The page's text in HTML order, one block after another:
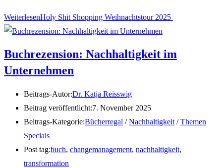
WeiterlesenHoly Shit Shopping Weihnachtstour 2025
Buchrezension: Nachhaltigkeit im
Unternehmen
Beitrags-Autor:Dr. Katja Reisswig
Beitrag veröffentlicht:7. November 2025
Beitrags-Kategorie:Bücherregal / Nachhaltigkeit / Themen
Specials
Post tag:buch, changemanagement, nachhaltigkeit,
transformation